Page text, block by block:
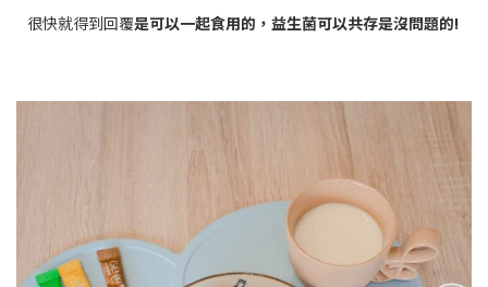
很快就得到回覆是可以一起食用的，益生菌可以共存是沒問題的!